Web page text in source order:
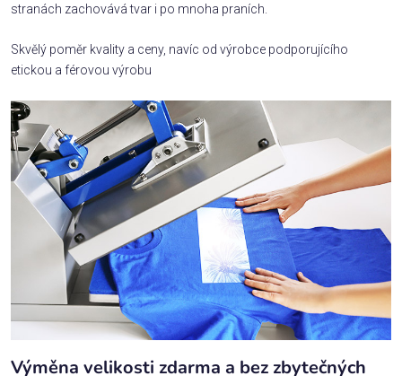
stranách zachovává tvar i po mnoha praních.
Skvělý poměr kvality a ceny, navíc od výrobce podporujícího
etickou a férovou výrobu
Výměna velikosti zdarma a bez zbytečných